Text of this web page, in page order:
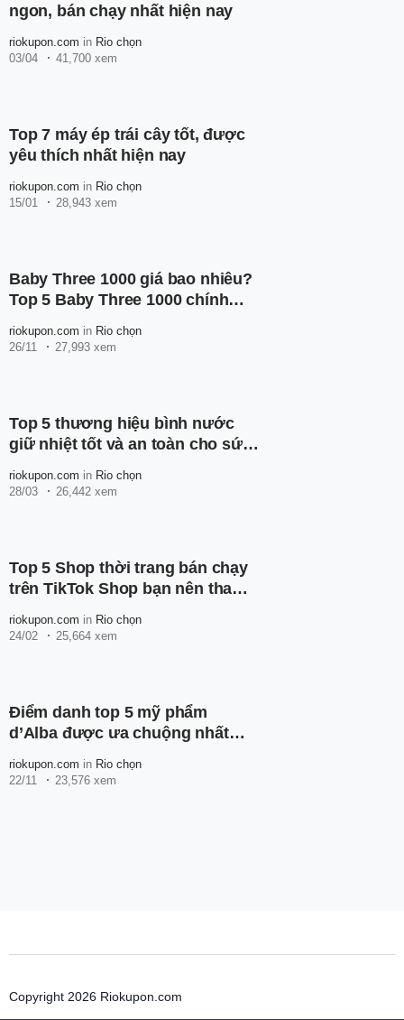
ngon, bán chạy nhất hiện nay
riokupon.com in Rio chọn
03/04
41,700 xem
Top 7 máy ép trái cây tốt, được
yêu thích nhất hiện nay
riokupon.com in Rio chọn
15/01
28,943 xem
Baby Three 1000 giá bao nhiêu?
Top 5 Baby Three 1000 chính
riokupon.com in Rio chọn
26/11
27,993 xem
Top 5 thương hiệu bình nước
giữ nhiệt tốt và an toàn cho sức
riokupon.com in Rio chọn
28/03
26,442 xem
Top 5 Shop thời trang bán chạy
trên TikTok Shop bạn nên tham
riokupon.com in Rio chọn
24/02
25,664 xem
Điểm danh top 5 mỹ phẩm
d’Alba được ưa chuộng nhất
riokupon.com in Rio chọn
22/11
23,576 xem
Copyright 2026 Riokupon.com